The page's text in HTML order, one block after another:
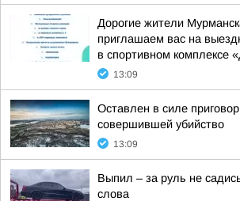
Дорогие жители
приглашаем вас на
в спортивном комплексе
13:09
Оставлен в силе
совершившей убийство
13:09
Выпил – за руль не
слова